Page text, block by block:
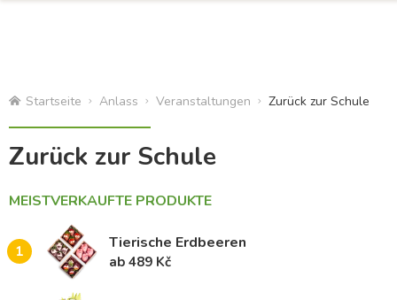
Startseite Anlass Veranstaltungen Zurück zur Schule
Zurück zur Schule
MEISTVERKAUFTE PRODUKTE
1 Tierische Erdbeeren
ab 489 Kč